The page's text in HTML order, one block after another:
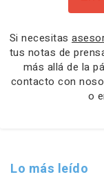
Si necesitas
tus notas de
más allá de la
contacto con
o
Lo más leído